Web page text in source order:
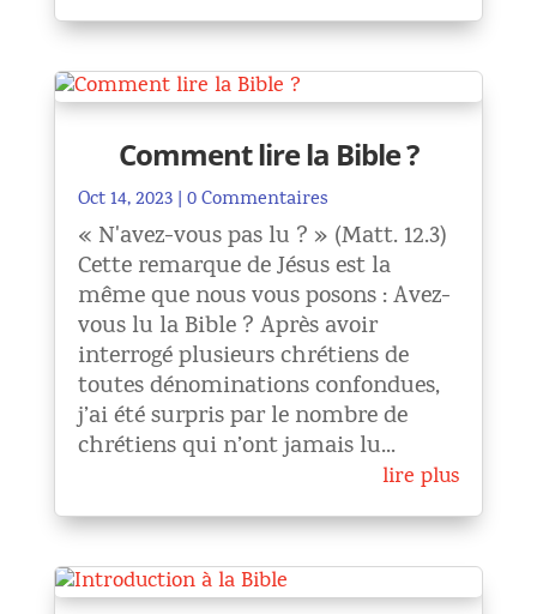
Comment lire la Bible ?
Oct 14, 2023| 0 Commentaires
« N'avez-vous pas lu ? » (Matt. 12.3)
Cette remarque de Jésus est la
même que nous vous posons : Avez-
vous lu la Bible ? Après avoir
interrogé plusieurs chrétiens de
toutes dénominations confondues,
j’ai été surpris par le nombre de
chrétiens qui n’ont jamais lu...
lire plus